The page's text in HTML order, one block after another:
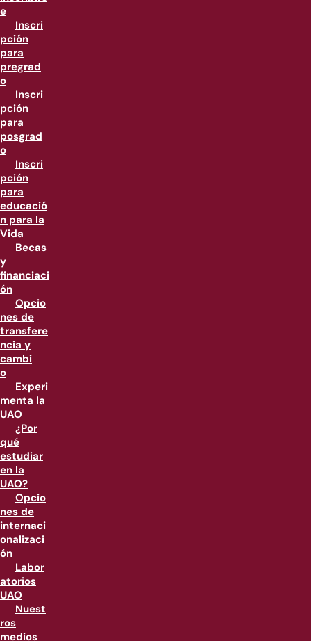
e
Inscri
pción
para
pregrad
o
Inscri
pción
para
posgrad
o
Inscri
pción
para
educació
n para la
Vida
Becas
y
financiaci
ón
Opcio
nes de
transfere
ncia y
cambi
o
Experi
menta la
UAO
¿Por
qué
estudiar
en la
UAO?
Opcio
nes de
internaci
onalizaci
ón
Labor
atorios
UAO
Nuest
ros
medios